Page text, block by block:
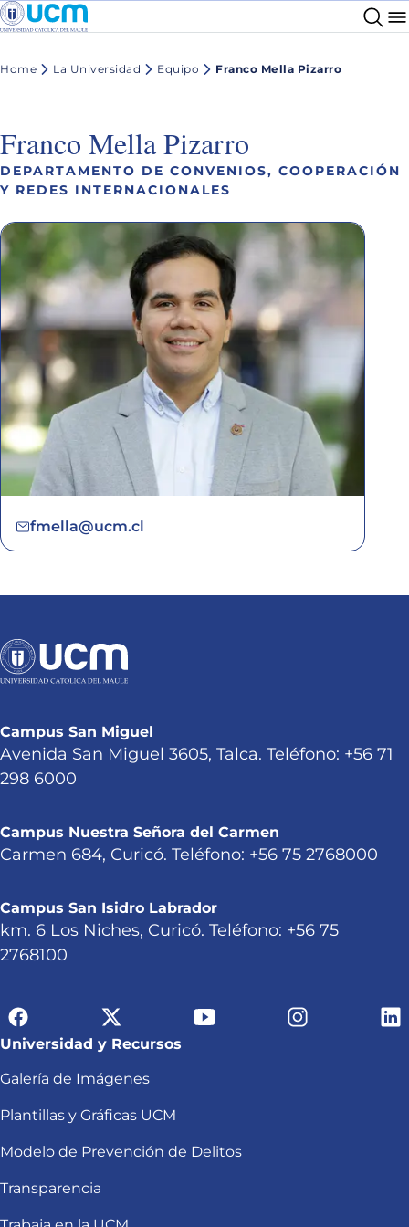
Home La Universidad Equipo Franco Mella Pizarro
Franco Mella Pizarro
DEPARTAMENTO DE CONVENIOS, COOPERACIÓN
Y REDES INTERNACIONALES
fmella@ucm.cl
Campus San Miguel
Avenida San Miguel 3605, Talca. Teléfono: +56 71
298 6000
Campus Nuestra Señora del Carmen
Carmen 684, Curicó. Teléfono: +56 75 2768000
Campus San Isidro Labrador
km. 6 Los Niches, Curicó. Teléfono: +56 75
2768100
Universidad y Recursos
Galería de Imágenes
Plantillas y Gráficas UCM
Modelo de Prevención de Delitos
Transparencia